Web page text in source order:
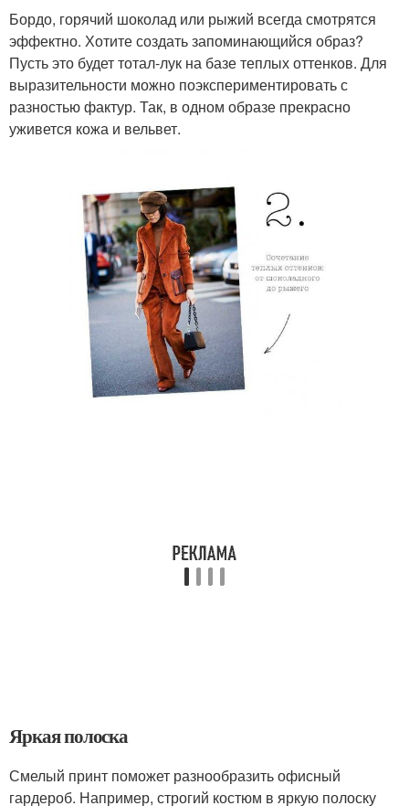
Бордо, горячий шоколад или рыжий всегда смотрятся
эффектно. Хотите создать запоминающийся образ?
Пусть это будет тотал-лук на базе теплых оттенков. Для
выразительности можно поэкспериментировать с
разностью фактур. Так, в одном образе прекрасно
уживется кожа и вельвет.
Яркая полоска
Смелый принт поможет разнообразить офисный
гардероб. Например, строгий костюм в яркую полоску